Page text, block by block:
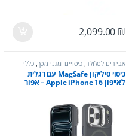
2,099.00 ₪
אביזרים לסלולר, כיסויים ומגני מסך,כללי
כיסוי סיליקון MagSafe עם רגלית
לאייפון Apple iPhone 16 – אפור